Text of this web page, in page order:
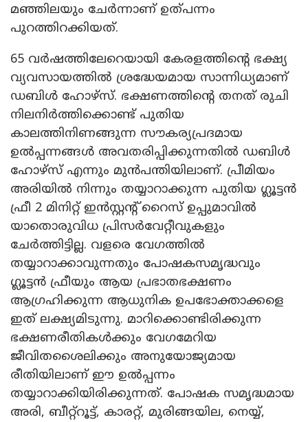
മഞ്ഞിലയും ചേർന്നാണ് ഉത്പന്നം
പുറത്തിറക്കിയത്.
65 വർഷത്തിലേറെയായി കേരളത്തിന്റെ ഭക്ഷ്യ
വ്യവസായത്തിൽ ശ്രദ്ധേയമായ സാന്നിധ്യമാണ്
ഡബിൾ ഹോഴ്‌സ്. ഭക്ഷണത്തിന്റെ തനത് രുചി
നിലനിർത്തിക്കൊണ്ട് പുതിയ
കാലത്തിനിണങ്ങുന്ന സൗകര്യപ്രദമായ
ഉൽപ്പന്നങ്ങൾ അവതരിപ്പിക്കുന്നതിൽ ഡബിൾ
ഹോഴ്‌സ് എന്നും മുൻപന്തിയിലാണ്. പ്രീമിയം
അരിയിൽ നിന്നും തയ്യാറാക്കുന്ന പുതിയ ഗ്ലൂട്ടൻ
ഫ്രീ 2 മിനിറ്റ് ഇൻസ്റ്റന്റ് റൈസ് ഉപ്പുമാവിൽ
യാതൊരുവിധ പ്രിസർവേറ്റീവുകളും
ചേർത്തിട്ടില്ല. വളരെ വേഗത്തിൽ
തയ്യാറാക്കാവുന്നതും പോഷകസമൃദ്ധവും
ഗ്ലൂട്ടൻ ഫ്രീയും ആയ പ്രഭാതഭക്ഷണം
ആഗ്രഹിക്കുന്ന ആധുനിക ഉപഭോക്താക്കളെ
ഇത് ലക്ഷ്യമിടുന്നു. മാറിക്കൊണ്ടിരിക്കുന്ന
ഭക്ഷണരീതികൾക്കും വേഗമേറിയ
ജീവിതശൈലിക്കും അനുയോജ്യമായ
രീതിയിലാണ് ഈ ഉൽപ്പന്നം
തയ്യാറാക്കിയിരിക്കുന്നത്. പോഷക സമൃദ്ധമായ
അരി, ബീറ്റ്റൂട്ട്, കാരറ്റ്, മുരിങ്ങയില, നെയ്യ്,